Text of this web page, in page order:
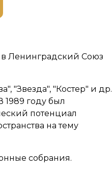
Ленинградский Союз
"Звезда", "Костер" и др.
1989 году был
потенциал
на тему
собрания.